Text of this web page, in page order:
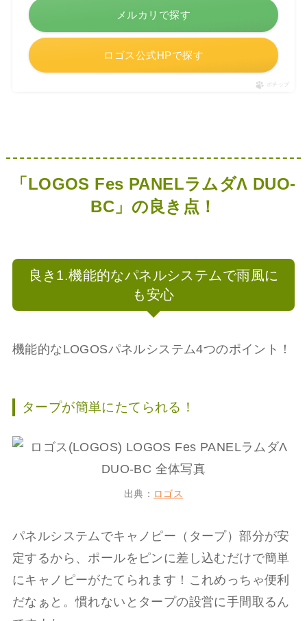
メルカリで探す
ロゴス公式HPで探す
ポチップ
「LOGOS Fes PANELラムダΛ DUO-
BC」の良き点！
良き1.機能的なパネルシステムで雨風に
も安心
機能的なLOGOSパネルシステム4つのポイント！
タープが簡単にたてられる！
出典： ロゴス
パネルシステムでキャノピー（タープ）部分が安
定するから、ポールをピンに差し込むだけで簡単
にキャノピーがたてられます！これめっちゃ便利
だなぁと。慣れないとタープの設営に手間取るん